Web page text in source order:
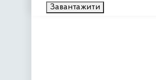
Завантажити